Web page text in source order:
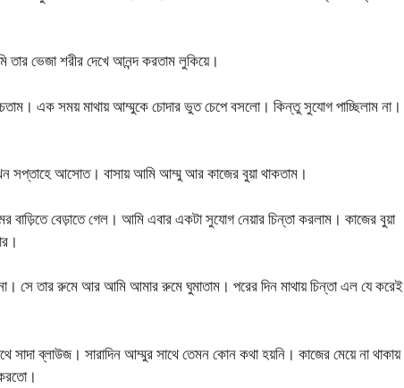
ভেজা শরীর দেখে আনন্দ করতাম লুকিয়ে।
এক সময় মাথায় আম্মুকে চোদার ভুত চেপে বসলো। কিন্তু সুযোগ পাচ্ছিলাম না।
সপ্তাহে আসোত। বাসায় আমি আম্মু আর কাজের বুয়া থাকতাম।
বাড়িতে বেড়াতে গেল। আমি এবার একটা সুযোগ নেয়ার চিন্তা করলাম। কাজের বুয়া
সে তার রুমে আর আমি আমার রুমে ঘুমাতাম। পরের দিন মাথায় চিন্তা এল যে করেই
ব্লাউজ। সারাদিন আম্মুর সাথে তেমন কোন কথা হয়নি। কাজের মেয়ে না থাকায়